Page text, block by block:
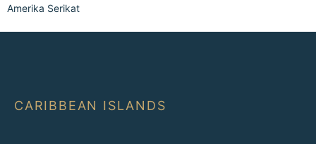
Amerika Serikat
CARIBBEAN ISLANDS